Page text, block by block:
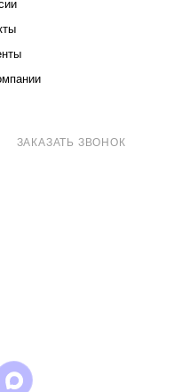
ЗАКАЗАТЬ ЗВОНОК